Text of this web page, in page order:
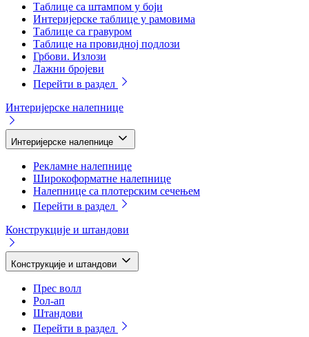
Таблице са штампом у боји
Интеријерске таблице у рамовима
Таблице са гравуром
Таблице на провидној подлози
Грбови. Излози
Лажни бројеви
Перейти в раздел
Интеријерске налепнице
Интеријерске налепнице
Рекламне налепнице
Широкоформатне налепнице
Налепнице са плотерским сечењем
Перейти в раздел
Конструкције и штандови
Конструкције и штандови
Прес волл
Рол-ап
Штандови
Перейти в раздел